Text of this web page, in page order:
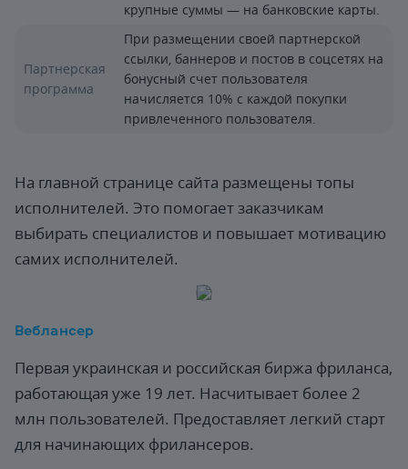
крупные суммы — на банковские карты.
Партнерская
программа
При размещении своей партнерской
ссылки, баннеров и постов в соцсетях на
бонусный счет пользователя
начисляется 10% с каждой покупки
привлеченного пользователя.
На главной странице сайта размещены топы
исполнителей. Это помогает заказчикам
выбирать специалистов и повышает мотивацию
самих исполнителей.
Веблансер
Первая украинская и российская биржа фриланса,
работающая уже 19 лет. Насчитывает более 2
млн пользователей. Предоставляет легкий старт
для начинающих фрилансеров.